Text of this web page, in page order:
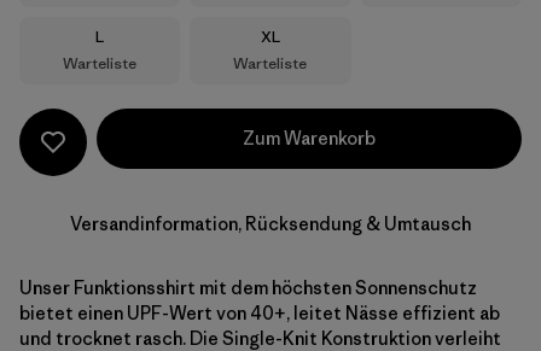
Größe
L
Warteliste
Größe
XL
Warteliste
Zum Warenkorb
Versandinformation, Rücksendung & Umtausch
Unser Funktionsshirt mit dem höchsten Sonnenschutz
bietet einen UPF-Wert von 40+, leitet Nässe effizient ab
und trocknet rasch. Die Single-Knit Konstruktion verleiht